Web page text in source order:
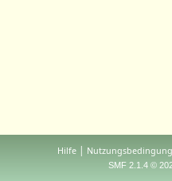
Hilfe |
SMF 2.1.4 ©